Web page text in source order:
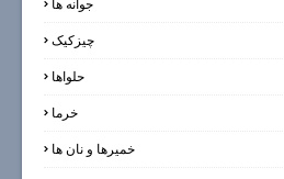
جوانه ها
چیزکیک
حلواها
خرما
خميرها و نان ها